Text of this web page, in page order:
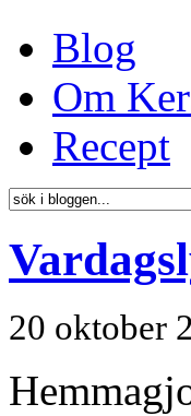
Blog
Om
Recept
20 oktober